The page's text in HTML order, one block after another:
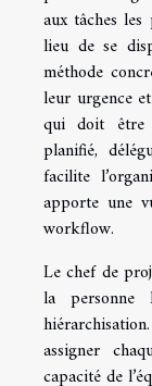
aux tâches
lieu de se
méthode
leur urgence
qui doit être
planifié,
facilite
apporte une
workflow.
Le chef de
la personne
assigner
capacité de